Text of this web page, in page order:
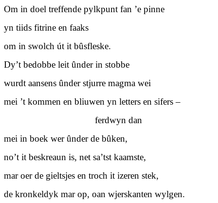
Om in doel treffende pylkpunt fan ’e pinne
yn tiids fitrine en faaks
om in swolch út it bûsfleske.
Dy’t bedobbe leit ûnder in stobbe
wurdt aansens ûnder stjurre magma wei
mei ’t kommen en bliuwen yn letters en sifers –
ferdwyn dan
mei in boek wer ûnder de bûken,
no’t it beskreaun is, net sa’tst kaamste,
mar oer de gieltsjes en troch it izeren stek,
de kronkeldyk mar op, oan wjerskanten wylgen.